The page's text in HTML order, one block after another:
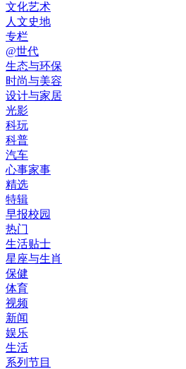
文化艺术
人文史地
专栏
@世代
生态与环保
时尚与美容
设计与家居
光影
科玩
科普
汽车
心事家事
精选
特辑
早报校园
热门
生活贴士
星座与生肖
保健
体育
视频
新闻
娱乐
生活
系列节目